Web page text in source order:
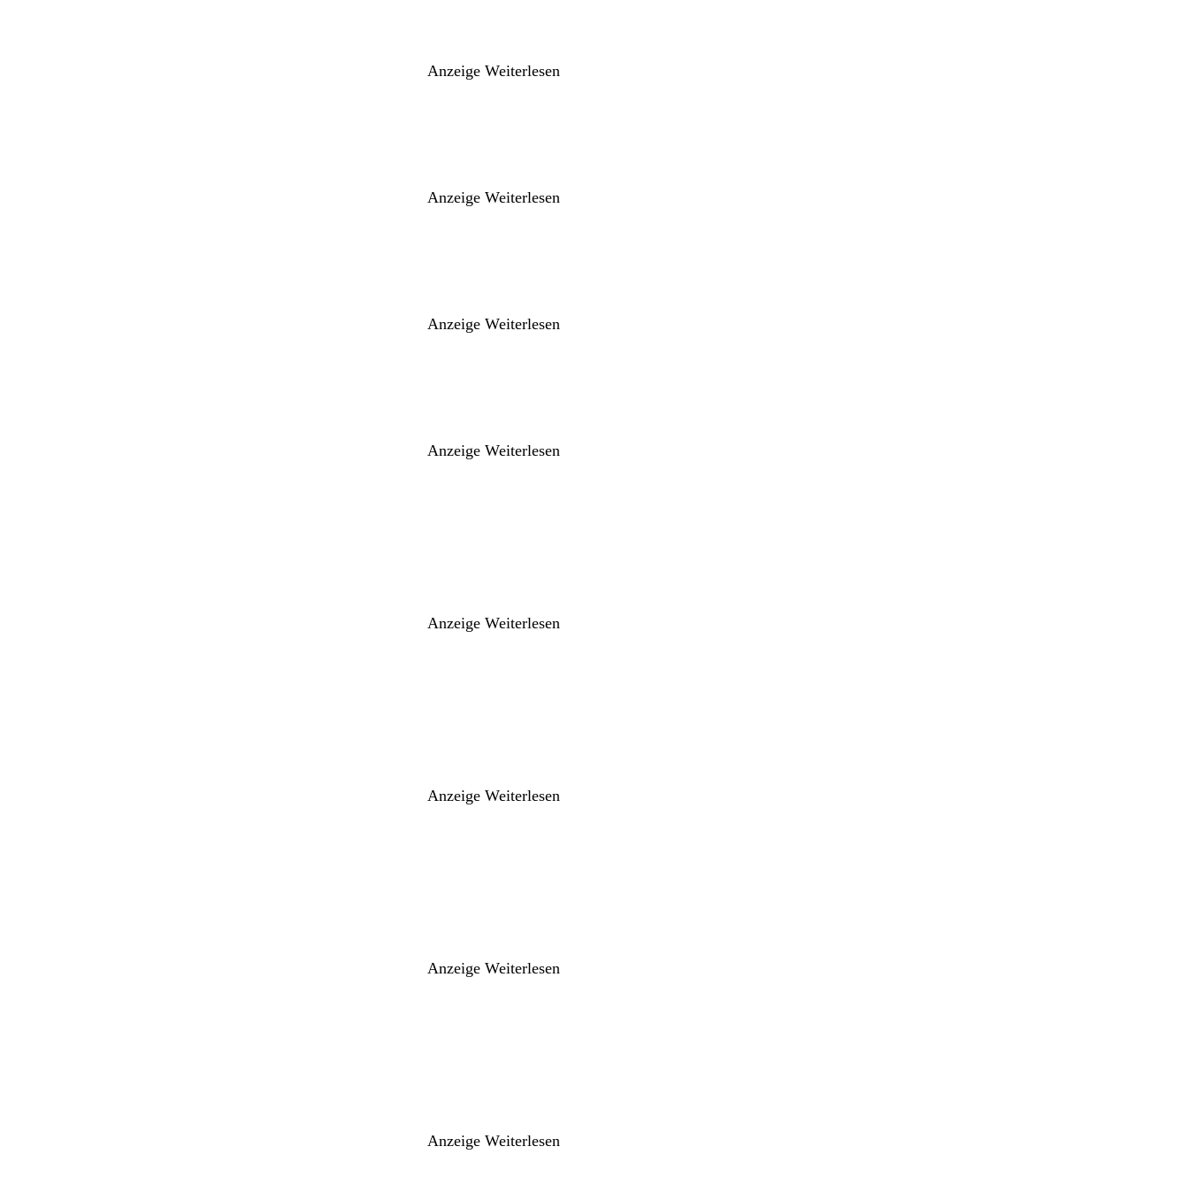
Anzeige Weiterlesen
Anzeige Weiterlesen
Anzeige Weiterlesen
Anzeige Weiterlesen
Anzeige Weiterlesen
Anzeige Weiterlesen
Anzeige Weiterlesen
Anzeige Weiterlesen